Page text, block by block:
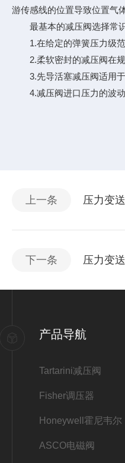
游传感线的位置导致位置气
最基本的减压阀选择常
1.在给定的弹簧压力级范
2.柔软密封的减压阀在规
3.先导活塞减压阀适用于
4.减压阀进口压力的波动
上一条 压力变
下一条 压力变
产品导航
Tartarini减压阀
Fisher调压器
Honeywell霍尼韦尔
ASCO电磁阀